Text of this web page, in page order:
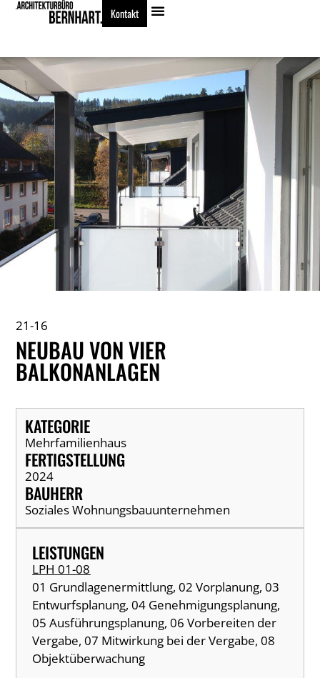
Kontakt
21-16
NEUBAU VON VIER
BALKONANLAGEN
KATEGORIE
Mehrfamilienhaus
FERTIGSTELLUNG
2024
BAUHERR
Soziales Wohnungsbauunternehmen
LEISTUNGEN
LPH 01-08
01 Grundlagenermittlung, 02 Vorplanung, 03
Entwurfsplanung, 04 Genehmigungsplanung,
05 Ausführungsplanung, 06 Vorbereiten der
Vergabe, 07 Mitwirkung bei der Vergabe, 08
Objektüberwachung